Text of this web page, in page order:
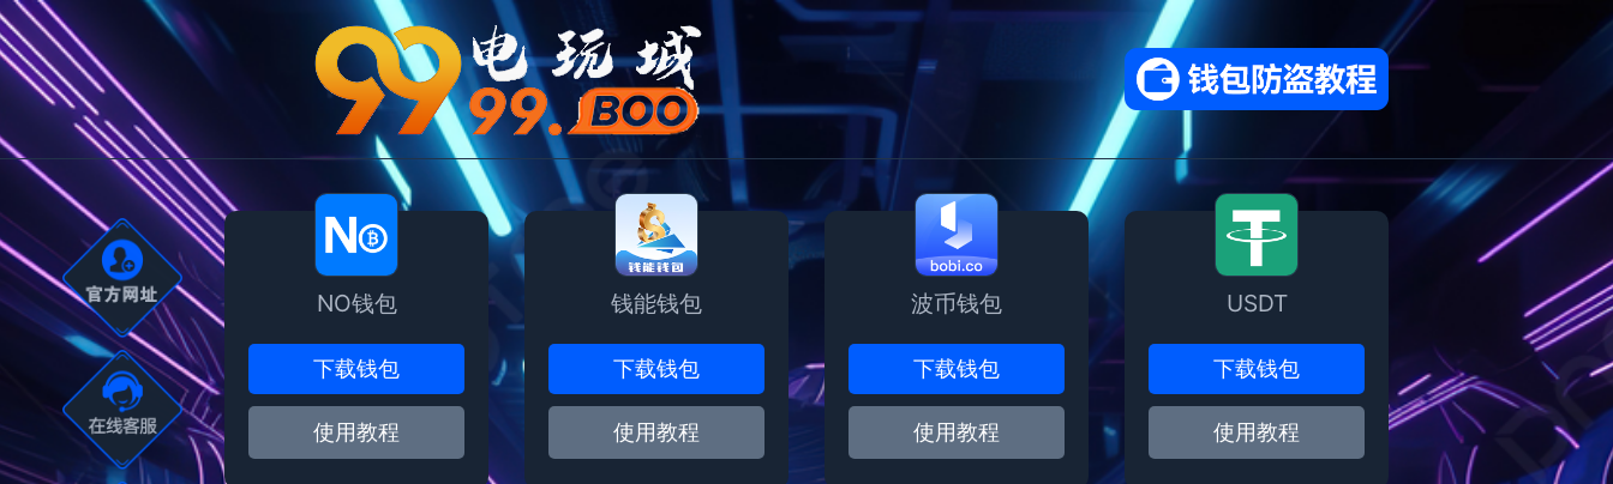
NO钱包
下载钱包
使用教程
钱能钱包
下载钱包
使用教程
波币钱包
下载钱包
使用教程
USDT
下载钱包
使用教程